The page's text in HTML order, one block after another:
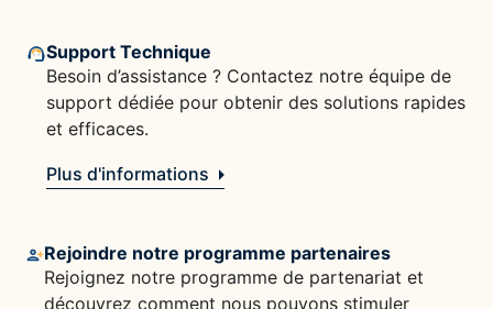
Support Technique
Besoin d’assistance ? Contactez notre équipe de
support dédiée pour obtenir des solutions rapides
et efficaces.
Plus d'informations
Rejoindre notre programme partenaires
Rejoignez notre programme de partenariat et
découvrez comment nous pouvons stimuler